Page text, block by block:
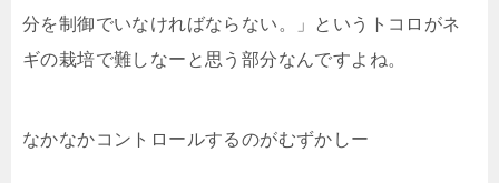
分を制御でいなければならない。」というトコロがネ
ギの栽培で難しなーと思う部分なんですよね。
なかなかコントロールするのがむずかしー